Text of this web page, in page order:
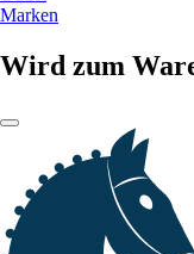
Marken
Wird zum